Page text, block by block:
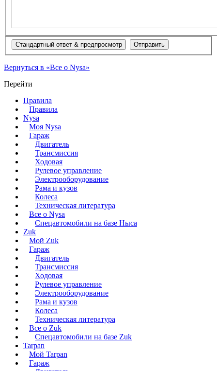
Вернуться в «Все о Nysa»
Перейти
Правила
Правила
Nysa
Моя Nysa
Гараж
Двигатель
Трансмиссия
Ходовая
Рулевое управление
Электрооборудование
Рама и кузов
Колеса
Техническая литература
Все о Nysa
Спецавтомобили на базе Ныса
Zuk
Мой Zuk
Гараж
Двигатель
Трансмиссия
Ходовая
Рулевое управление
Электрооборудование
Рама и кузов
Колеса
Техническая литература
Все о Zuk
Спецавтомобили на базе Zuk
Tarpan
Мой Tarpan
Гараж